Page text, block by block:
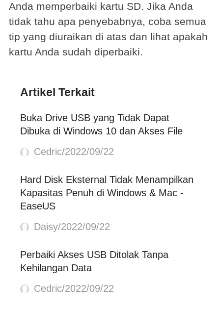
Anda memperbaiki kartu SD. Jika Anda
tidak tahu apa penyebabnya, coba semua
tip yang diuraikan di atas dan lihat apakah
kartu Anda sudah diperbaiki.
Artikel Terkait
Buka Drive USB yang Tidak Dapat
Dibuka di Windows 10 dan Akses File
Cedric/2022/09/22
Hard Disk Eksternal Tidak Menampilkan
Kapasitas Penuh di Windows & Mac -
EaseUS
Daisy/2022/09/22
Perbaiki Akses USB Ditolak Tanpa
Kehilangan Data
Cedric/2022/09/22